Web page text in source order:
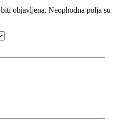
biti objavljena. Neophodna polja su